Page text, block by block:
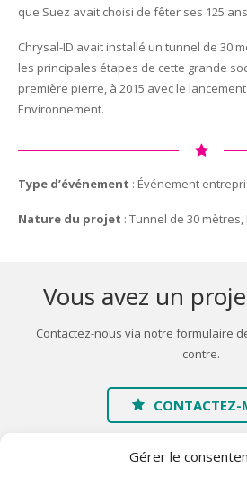
Gérer le
que Suez avait choisi de fêter ses 125
Chrysal-ID avait installé un tunnel de 30
les principales étapes de cette grande
première pierre, à 2015 avec le
Environnement.
Type d’événement : Événement
Nature du projet : Tunnel de 30
Vous avez un
Contactez-nous via notre formulaire
contre.
CONTACTEZ-